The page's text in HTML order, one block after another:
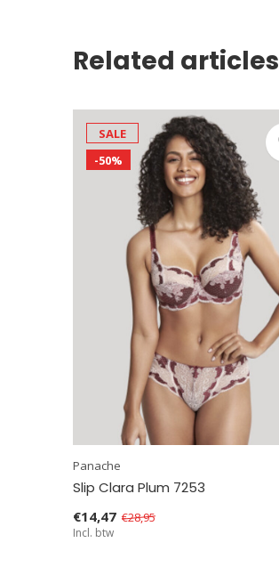
Related articles
SALE
-50%
Panache
Slip Clara Plum 7253
€14,47 €28,95
Incl. btw